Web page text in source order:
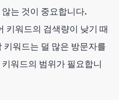
는 것이 중요합니다.
키워드의 검색량이 낮기 때
키워드는 덜 많은 방문자를
워드의 범위가 필요합니